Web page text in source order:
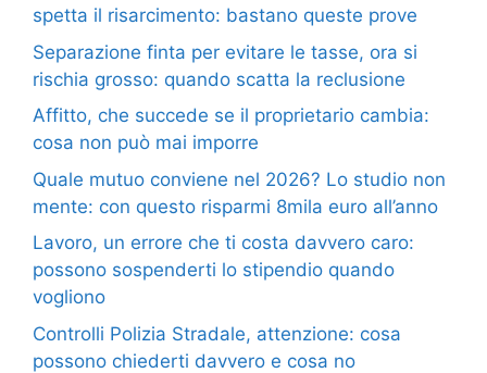
spetta il risarcimento: bastano queste prove
Separazione finta per evitare le tasse, ora si
rischia grosso: quando scatta la reclusione
Affitto, che succede se il proprietario cambia:
cosa non può mai imporre
Quale mutuo conviene nel 2026? Lo studio non
mente: con questo risparmi 8mila euro all’anno
Lavoro, un errore che ti costa davvero caro:
possono sospenderti lo stipendio quando
vogliono
Controlli Polizia Stradale, attenzione: cosa
possono chiederti davvero e cosa no